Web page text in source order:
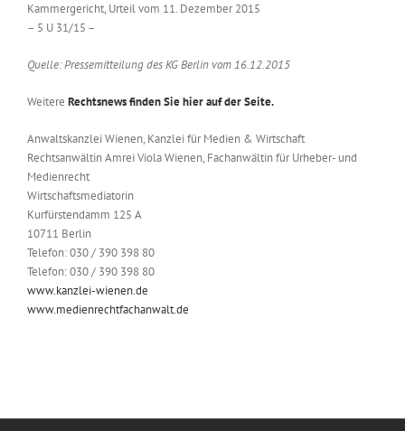
Kammergericht, Urteil vom 11. Dezember 2015
– 5 U 31/15 –
Quelle: Pressemitteilung des KG Berlin vom 16.12.2015
Weitere Rechtsnews finden Sie hier auf der Seite.
Anwaltskanzlei Wienen, Kanzlei für Medien & Wirtschaft
Rechtsanwältin Amrei Viola Wienen, Fachanwältin für Urheber- und
Medienrecht
Wirtschaftsmediatorin
Kurfürstendamm 125 A
10711 Berlin
Telefon: 030 / 390 398 80
Telefon: 030 / 390 398 80
www.kanzlei-wienen.de
www.medienrechtfachanwalt.de